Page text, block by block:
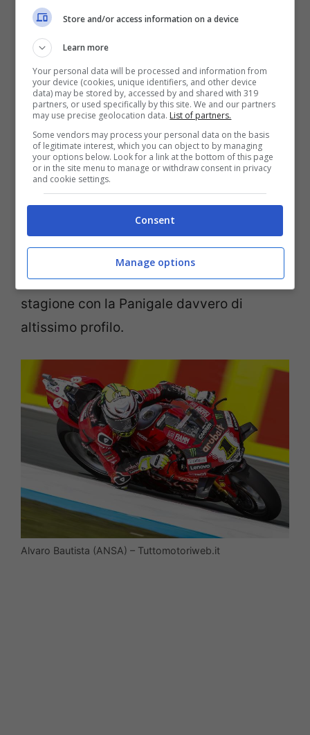
Bautista dice la sua sul
futuro in SBK
Alvaro Bautista però non è più
giovanissimo, basti pensare che a
novembre festeggerà 40 anni. Va da sé
che in tanti parlino già di un suo possibile
ritiro. La Ducati
impreparata perché da quest’anno,
accanto allo spagnolo, c’è l’italianoBulega
che ha solo 24 anni, un Mondiale
Supersport vinto l’anno scorso e una prima
stagione con la Panigale davvero di
altissimo profilo.
Alvaro Bautista (ANSA) – Tuttomotoriweb.it
Store and/or access information on a device
Learn more
Your personal data will be processed and information from
your device (cookies, unique identifiers, and other device
data) may be stored by, accessed by and shared with 319
partners, or used specifically by this site. We and our partners
may use precise geolocation data. List of partners.
Some vendors may process your personal data on the basis
of legitimate interest, which you can object to by managing
your options below. Look for a link at the bottom of this page
or in the site menu to manage or withdraw consent in privacy
and cookie settings.
Consent
Manage options